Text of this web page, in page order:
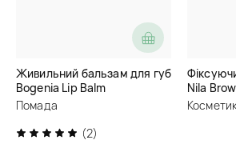
Живильний бальзам для губ
Bogenia Lip Balm
Помада
(2)
Nila